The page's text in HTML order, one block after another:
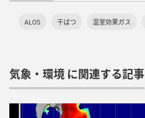
ALOS 干ばつ 温室効果ガス
気象・環境 に関連する記事